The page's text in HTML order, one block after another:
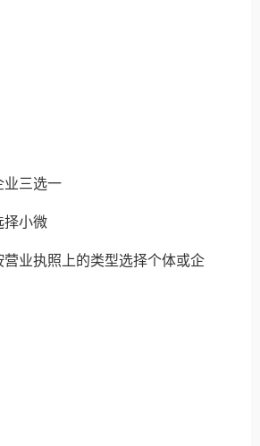
业三选一
择小微
业执照上的类型选择个体或企